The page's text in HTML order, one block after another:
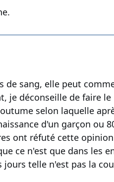
de sang, elle peut
je déconseille de faire
selon laquelle
d'un garçon ou
ont réfuté cette
ce n'est que dans les
telle n'est pas la